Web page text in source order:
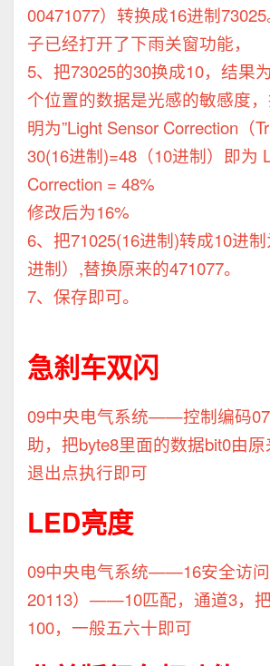
00471077）转换成16进制
子已经打开了下雨关窗功能，
5、把73025的30换成10，结果
个位置的数据是光感的敏感度
明为”Light Sensor Correction（
30(16进制)=48（10进制）即为
Correction = 48%
修改后为16%
6、把71025(16进制)转成10进
进制）,替换原来的471077。
7、保存即可。
急刹车双闪
09中央电气系统——控制编码
助，把byte8里面的数据bit0由原
退出点执行即可
LED亮度
09中央电气系统——16安全访
20113）——10匹配，通道3，
100，一般五六十即可